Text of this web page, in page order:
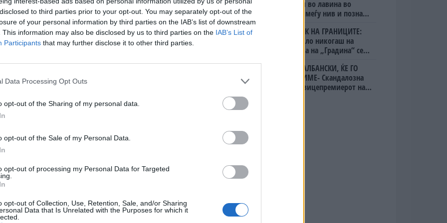
to third parties prior to your opt-out. You may separately opt-out of the
of your personal information by third parties on the IAB’s list of downstream
This information may also be disclosed by us to third parties on the IAB’s List of
Participants that may further disclose it to other third parties.
Data Processing Opt Outs
opt-out of the Sharing of my personal data.
opt-out of the Sale of my Personal Data.
opt-out of processing my Personal Data for Targeted
opt-out of Collection, Use, Retention, Sale, and/or Sharing
Data that Is Unrelated with the Purposes for which it
Европа, но и во САД, пријавија
на Гугл, што предизвика сериозни
живот.
на платформата downdetector.com и на
Турција, Грција, Македонија и
беше широко распространет и ги
видеа, при што се соочуваа со пораки
ги зафати и веб-страницата и
мапи, да пребарува локации или да
и патниците без навигациска
алпинисти во лавина во
Пакистан- меѓу нив и познат
БЕЛ ШТРАЈК НА ГРАНИЦИТЕ:
Вака не било никогаш на
„Евзони“, а на „Градина“ се
УЛЦИЊ Е АЛБАНСКИ, ЌЕ ГО
ОСЛОБОДИМЕ- Скандалозна
објава на вицепремиерот на